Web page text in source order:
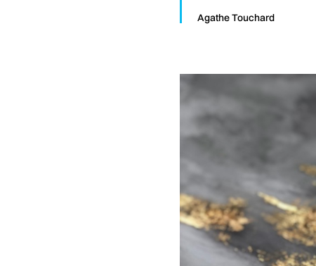
Agathe Touchard